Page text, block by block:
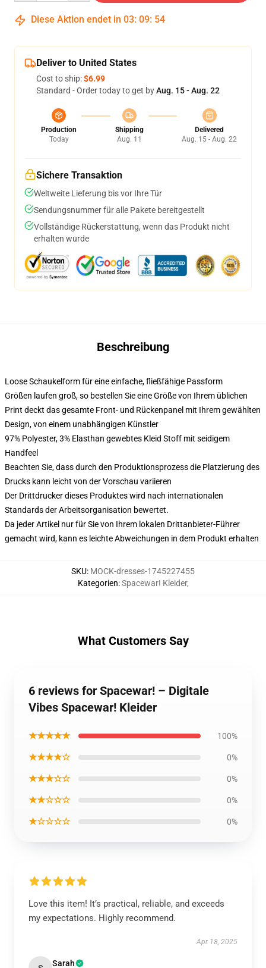
Diese Aktion endet in 03: 09: 53
Deliver to United States
Cost to ship:$6.99
Standard - Order today to get byAug. 15 - Aug. 22
Production
Today
Shipping
Aug. 11
Delivered
Aug. 15 - Aug. 22
Sichere Transaktion
Weltweite Lieferung bis vor Ihre Tür
Sendungsnummer für alle Pakete bereitgestellt
Vollständige Rückerstattung, wenn das Produkt nicht
erhalten wurde
Beschreibung
Loose Schaukelform für eine einfache, fließfähige Passform
Größen laufen groß, so bestellen Sie eine Größe von Ihrem üblichen
Print deckt das gesamte Front- und Rückenpanel mit Ihrem gewählten
Design, von einem unabhängigen Künstler
97% Polyester, 3% Elasthan gewebtes Kleid Stoff mit seidigem
Handfeel
Beachten Sie, dass durch den Produktionsprozess die Platzierung des
Drucks kann leicht von der Vorschau variieren
Der Drittdrucker dieses Produktes wird nach internationalen
Standards der Arbeitsorganisation bewertet.
Da jeder Artikel nur für Sie von Ihrem lokalen Drittanbieter-Führer
gemacht wird, kann es leichte Abweichungen in dem Produkt erhalten
SKU: MOCK-dresses-1745227455
Kategorien:Spacewar! Kleider,
What Customers Say
6 reviews for Spacewar! – Digitale
Vibes Spacewar! Kleider
★★★★★ 100%
★★★★☆ 0%
★★★☆☆ 0%
★★☆☆☆ 0%
★☆☆☆☆ 0%
Love this item! It’s practical, reliable, and exceeds
my expectations. Highly recommend.
Apr 18, 2025
Sarah